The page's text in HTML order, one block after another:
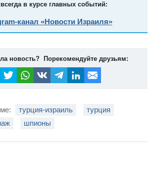
всегда в курсе главных событий:
канал «Новости Израиля»
новость? Порекомендуйте друзьям:
турция-израиль
турция
шпионы